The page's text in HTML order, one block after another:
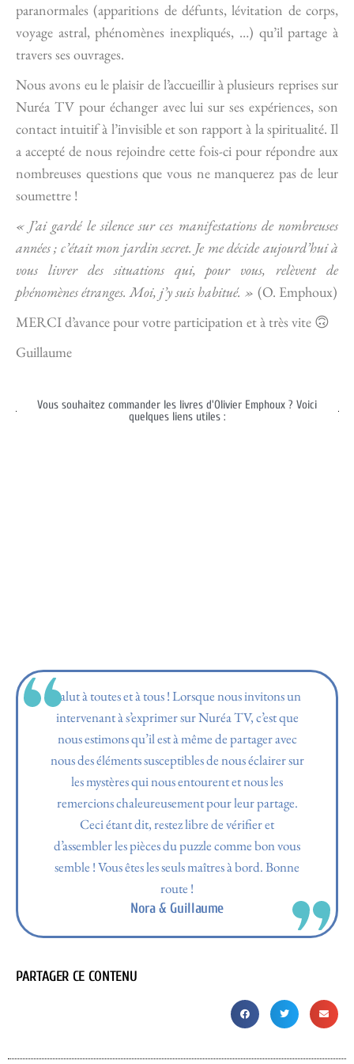
paranormales (apparitions de défunts, lévitation de corps,
voyage astral, phénomènes inexpliqués, …) qu’il partage à
travers ses ouvrages.
Nous avons eu le plaisir de l’accueillir à plusieurs reprises sur
Nuréa TV pour échanger avec lui sur ses expériences, son
contact intuitif à l’invisible et son rapport à la spiritualité. Il
a accepté de nous rejoindre cette fois-ci pour répondre aux
nombreuses questions que vous ne manquerez pas de leur
soumettre !
« J’ai gardé le silence sur ces manifestations de nombreuses
années ; c’était mon jardin secret. Je me décide aujourd’hui à
vous livrer des situations qui, pour vous, relèvent de
phénomènes étranges. Moi, j’y suis habitué. » (O. Emphoux)
MERCI d’avance pour votre participation et à très vite 🙃
Guillaume
Vous souhaitez commander les livres d'Olivier Emphoux ? Voici
quelques liens utiles :
Salut à toutes et à tous ! Lorsque nous invitons un
intervenant à s’exprimer sur Nuréa TV, c’est que
nous estimons qu’il est à même de partager avec
nous des éléments susceptibles de nous éclairer sur
les mystères qui nous entourent et nous les
remercions chaleureusement pour leur partage.
Ceci étant dit, restez libre de vérifier et
d’assembler les pièces du puzzle comme bon vous
semble ! Vous êtes les seuls maîtres à bord. Bonne
route !
Nora & Guillaume
PARTAGER CE CONTENU